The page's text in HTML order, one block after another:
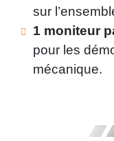
sur
1 moniteur
pour les
mécanique.